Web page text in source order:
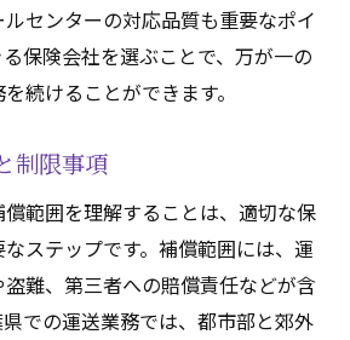
センターの対応品質も重要なポイ
保険会社を選ぶことで、万が一の
続けることができます。
制限事項
範囲を理解することは、適切な保
ステップです。補償範囲には、運
難、第三者への賠償責任などが含
での運送業務では、都市部と郊外